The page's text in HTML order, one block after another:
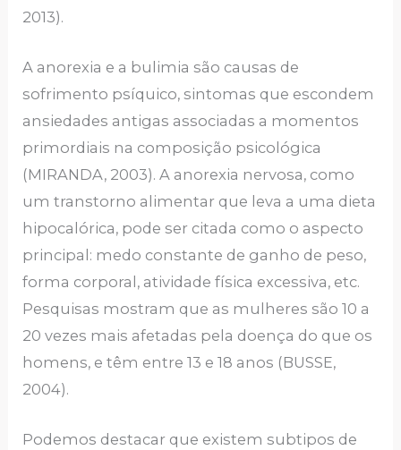
2013).
A anorexia e a bulimia são causas de
sofrimento psíquico, sintomas que escondem
ansiedades antigas associadas a momentos
primordiais na composição psicológica
(MIRANDA, 2003). A anorexia nervosa, como
um transtorno alimentar que leva a uma dieta
hipocalórica, pode ser citada como o aspecto
principal: medo constante de ganho de peso,
forma corporal, atividade física excessiva, etc.
Pesquisas mostram que as mulheres são 10 a
20 vezes mais afetadas pela doença do que os
homens, e têm entre 13 e 18 anos (BUSSE,
2004).
Podemos destacar que existem subtipos de